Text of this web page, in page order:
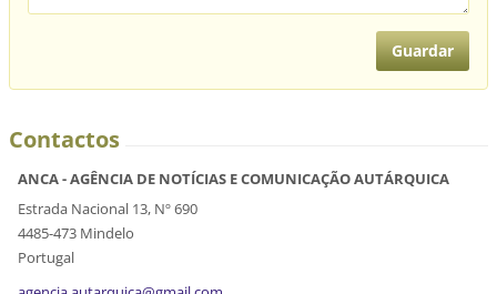
Contactos
ANCA - AGÊNCIA DE NOTÍCIAS E COMUNICAÇÃO AUTÁRQUICA
Estrada Nacional 13, Nº 690
4485-473 Mindelo
Portugal